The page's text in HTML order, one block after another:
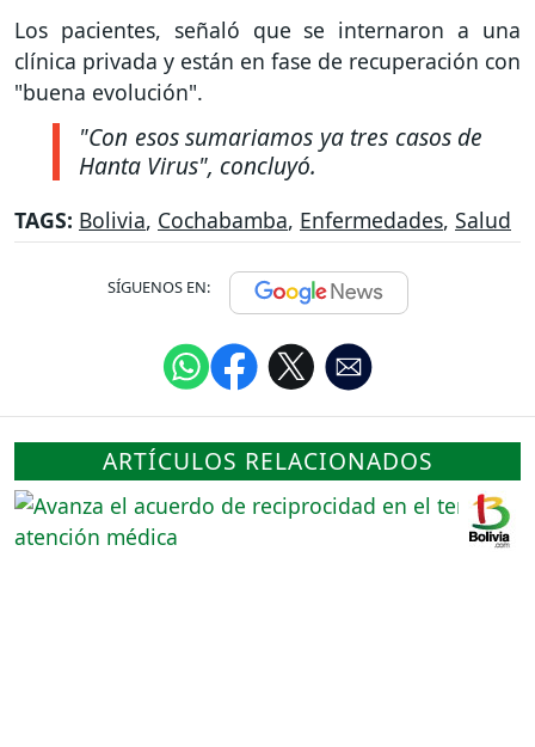
Los pacientes, señaló que se internaron a una
clínica privada y están en fase de recuperación con
"buena evolución".
"Con esos sumariamos ya tres casos de
Hanta Virus", concluyó.
TAGS: Bolivia, Cochabamba, Enfermedades, Salud
SÍGUENOS EN:
ARTÍCULOS RELACIONADOS